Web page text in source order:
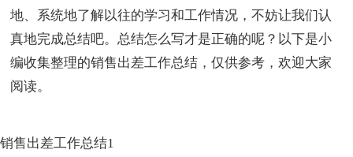
地、系统地了解以往的学习和工作情况，不妨让我们认
真地完成总结吧。总结怎么写才是正确的呢？以下是小
编收集整理的销售出差工作总结，仅供参考，欢迎大家
阅读。
销售出差工作总结1